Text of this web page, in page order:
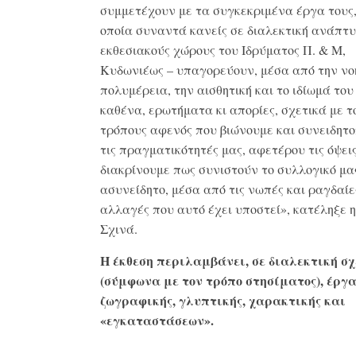
συμμετέχουν με τα συγκεκριμένα έργα
οποία συναντά κανείς σε διαλεκτική
εκθεσιακούς χώρους του Ιδρύματος Π. & Μ,
Κυδωνιέως – υπαγορεύουν, μέσα από την
πολυμέρεια, την αισθητική και το ιδίωμά
καθένα, ερωτήματα κι απορίες, σχετικά με
τρόπους αφενός που βιώνουμε και
τις πραγματικότητές μας, αφετέρου τις
διακρίνουμε πως συνιστούν το συλλογικό
ασυνείδητο, μέσα από τις νωπές και
αλλαγές που αυτό έχει υποστεί», κατέληξε
Σχινά.
Η έκθεση περιλαμβάνει, σε διαλεκτική
(σύμφωνα με τον τρόπο στησίματος), έργα
ζωγραφικής, γλυπτικής, χαρακτικής και
«εγκαταστάσεων».